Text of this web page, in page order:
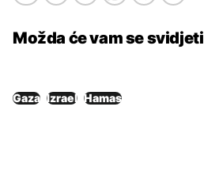
Možda će vam se svidjeti
Gaza Izrael Hamas